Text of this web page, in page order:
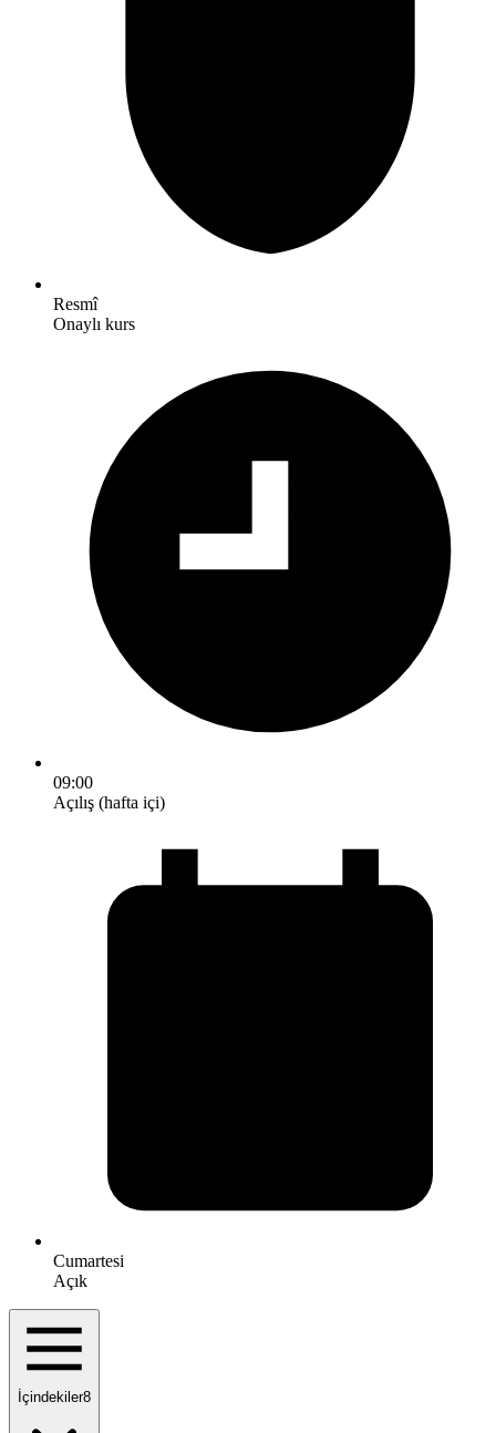
Resmî
Onaylı kurs
09:00
Açılış (hafta içi)
Cumartesi
Açık
İçindekiler8